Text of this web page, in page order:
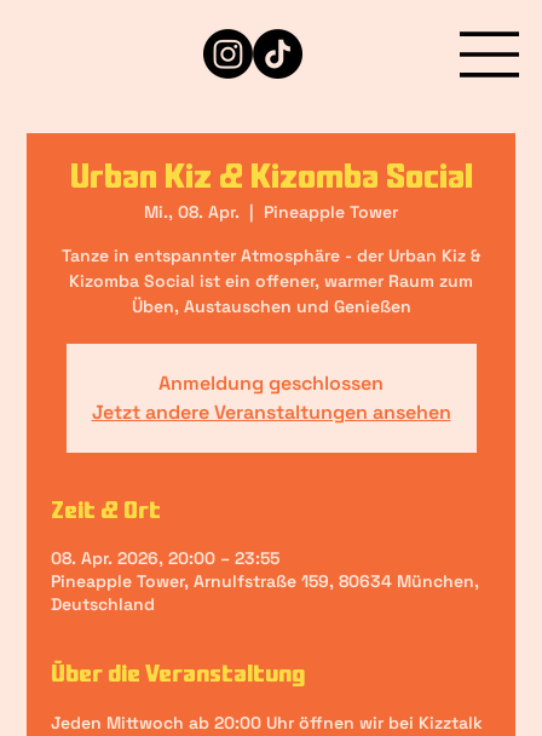
Urban Kiz & Kizomba Social
Mi., 08. Apr.
  |
Pineapple Tower
Tanze in entspannter Atmosphäre - der Urban Kiz &
Kizomba Social ist ein offener, warmer Raum zum
Üben, Austauschen und Genießen
Anmeldung geschlossen
Jetzt andere Veranstaltungen ansehen
Zeit & Ort
08. Apr. 2026, 20:00 – 23:55
Pineapple Tower, Arnulfstraße 159, 80634 München,
Deutschland
Über die Veranstaltung
Jeden Mittwoch ab 20:00 Uhr öffnen wir bei Kizztalk